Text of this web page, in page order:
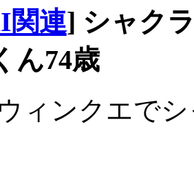
関連] シャク
ん74歳
ィンクエで